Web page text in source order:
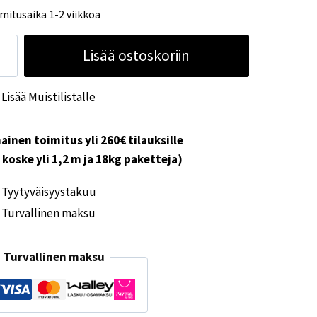
1-2 viikkoa
Lisää ostoskoriin
Lisää Muistilistalle
toimitus yli 260€ tilauksille
koske yli 1,2 m ja 18kg paketteja)
Tyytyväisyystakuu
Turvallinen maksu
Turvallinen maksu